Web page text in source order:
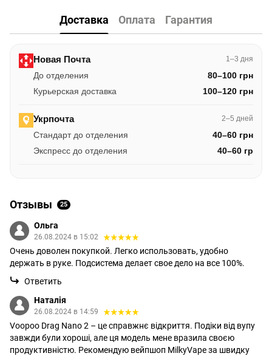
Доставка Оплата Гарантия
Новая Почта 1–3 дня
До отделения
80–100 грн
Курьерская доставка
100–120 грн
Укрпочта 2–5 дней
Стандарт до отделения
40–60 грн
Экспресс до отделения
40–60 гр
Отзывы 25
Ольга
26.08.2024 в 15:02
Очень доволен покупкой. Легко использовать, удобно
держать в руке. Подсистема делает свое дело на все 100%.
Ответить
Наталія
26.08.2024 в 14:59
Voopoo Drag Nano 2 – це справжнє відкриття. Подіки від вупу
завжди були хороші, але ця модель мене вразила своєю
продуктивністю. Рекомендую вейпшоп MilkyVape за швидку